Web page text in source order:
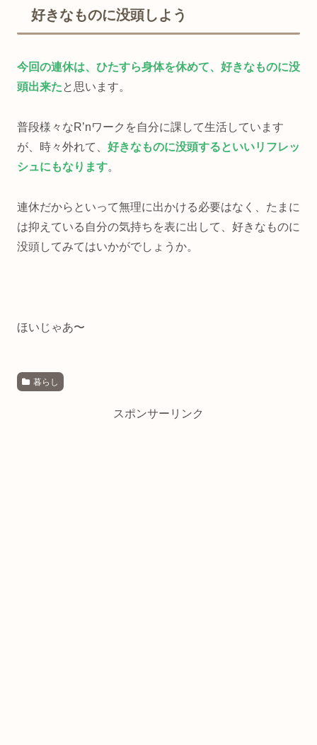
好きなものに没頭しよう
今回の連休は、ひたすら身体を休めて、好きなものに没
頭出来たと思います。
普段様々なR’nワークを自分に課して生活しています
が、時々外れて、 好きなものに没頭するといいリフレッ
シュにもなります。
連休だからといって無理に出かける必要はなく、たまに
は抑えている自分の気持ちを表に出して、好きなものに
没頭してみてはいかがでしょうか。
ほいじゃあ〜
暮らし
スポンサーリンク